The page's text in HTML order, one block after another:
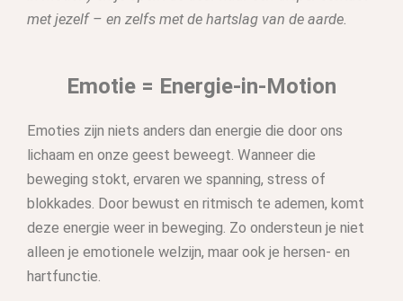
met jezelf – en zelfs met de hartslag van de aarde.
Emotie = Energie-in-Motion
Emoties zijn niets anders dan energie die door ons
lichaam en onze geest beweegt. Wanneer die
beweging stokt, ervaren we spanning, stress of
blokkades. Door bewust en ritmisch te ademen, komt
deze energie weer in beweging. Zo ondersteun je niet
alleen je emotionele welzijn, maar ook je hersen- en
hartfunctie.